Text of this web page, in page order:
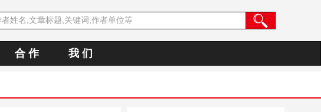
合 作 我 们